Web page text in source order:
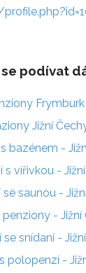
se podívat
Frymburk
Jižní
bazénem -
s vířivkou -
saunou -
- Jižní
snídaní -
polopenzí -